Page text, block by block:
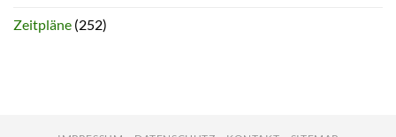
Zeitpläne (252)